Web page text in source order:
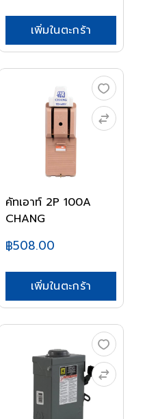
เพิ่มในตะกร้า
คัทเอาท์ 2P 100A
CHANG
฿508.00
เพิ่มในตะกร้า